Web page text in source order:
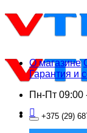
to
content
О магазине
Гарантия и
Пн-Пт 09:00
+375 (29)